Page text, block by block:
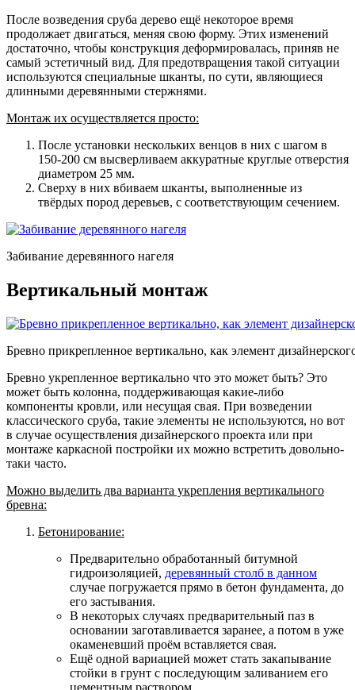
После возведения сруба дерево ещё некоторое время
продолжает двигаться, меняя свою форму. Этих изменений
достаточно, чтобы конструкция деформировалась, приняв не
самый эстетичный вид. Для предотвращения такой ситуации
используются специальные шканты, по сути, являющиеся
длинными деревянными стержнями.
Монтаж их осуществляется просто:
После установки нескольких венцов в них с шагом в
150-200 см высверливаем аккуратные круглые отверстия
диаметром 25 мм.
Сверху в них вбиваем шканты, выполненные из
твёрдых пород деревьев, с соответствующим сечением.
Забивание деревянного нагеля
Вертикальный монтаж
Бревно прикрепленное вертикально, как элемент
Бревно укрепленное вертикально что это может быть? Это
может быть колонна, поддерживающая какие-либо
компоненты кровли, или несущая свая. При возведении
классического сруба, такие элементы не используются, но вот
в случае осуществления дизайнерского проекта или при
монтаже каркасной постройки их можно встретить довольно-
таки часто.
Можно выделить два варианта укрепления вертикального
бревна:
Бетонирование:
Предварительно обработанный битумной
гидроизоляцией, деревянный столб в данном
случае погружается прямо в бетон фундамента, до
его застывания.
В некоторых случаях предварительный паз в
основании заготавливается заранее, а потом в уже
окаменевший проём вставляется свая.
Ещё одной вариацией может стать закапывание
стойки в грунт с последующим заливанием его
цементным раствором.